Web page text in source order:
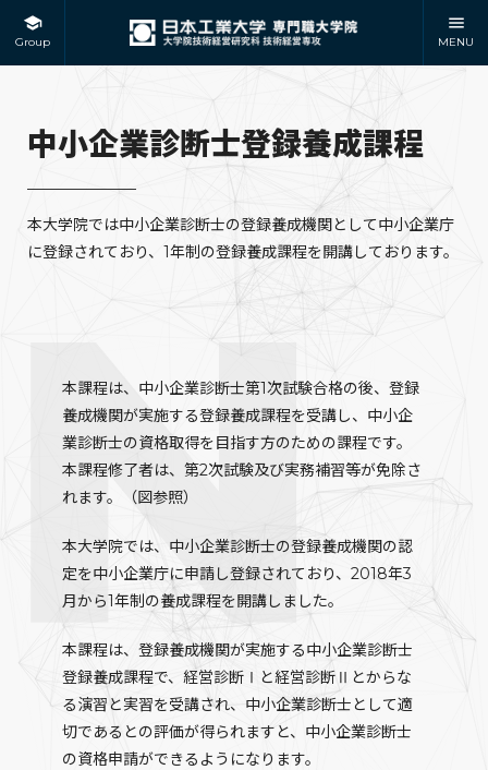
Group MENU
中小企業診断士登録養成課程
本大学院では中小企業診断士の登録養成機関として中小企業庁
に登録されており、1年制の登録養成課程を開講しております。
本課程は、中小企業診断士第1次試験合格の後、登録
養成機関が実施する登録養成課程を受講し、中小企
業診断士の資格取得を目指す方のための課程です。
本課程修了者は、第2次試験及び実務補習等が免除さ
れます。（図参照）
本大学院では、中小企業診断士の登録養成機関の認
定を中小企業庁に申請し登録されており、2018年3
月から1年制の養成課程を開講しました。
本課程は、登録養成機関が実施する中小企業診断士
登録養成課程で、経営診断Ⅰと経営診断Ⅱとからな
る演習と実習を受講され、中小企業診断士として適
切であるとの評価が得られますと、中小企業診断士
の資格申請ができるようになります。